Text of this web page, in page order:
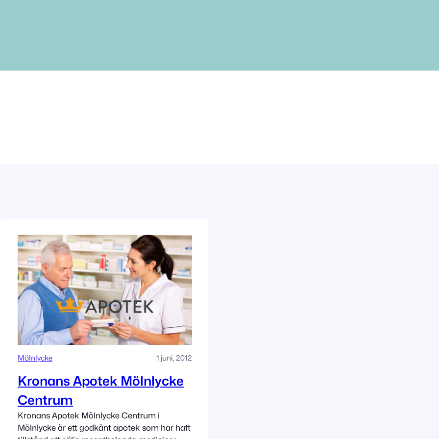
Mölnlycke 1 juni, 2012
Kronans Apotek Mölnlycke
Centrum
Kronans Apotek Mölnlycke Centrum i
Mölnlycke är ett godkänt apotek som har haft